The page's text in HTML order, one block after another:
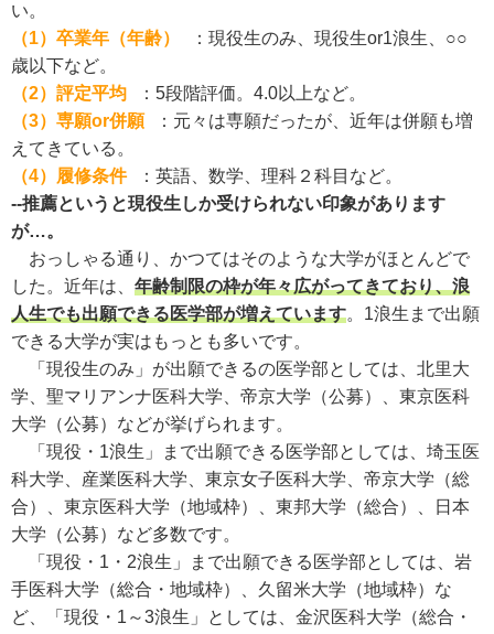
い。
（1）卒業年（年齢）
：現役生のみ、現役生or1浪生、○○
歳以下など。
（2）評定平均
：5段階評価。4.0以上など。
（3）専願or併願
：元々は専願だったが、近年は併願も増
えてきている。
（4）履修条件
：英語、数学、理科２科目など。
--推薦というと現役生しか受けられない印象があります
が…。
おっしゃる通り、かつてはそのような大学がほとんどで
した。近年は、 年齢制限の枠が年々広がってきており、浪
人生でも出願できる医学部が増えています。1浪生まで出願
できる大学が実はもっとも多いです。
「現役生のみ」が出願できるの医学部としては、北里大
学、聖マリアンナ医科大学、帝京大学（公募）、東京医科
大学（公募）などが挙げられます。
「現役・1浪生」まで出願できる医学部としては、埼玉医
科大学、産業医科大学、東京女子医科大学、帝京大学（総
合）、東京医科大学（地域枠）、東邦大学（総合）、日本
大学（公募）など多数です。
「現役・1・2浪生」まで出願できる医学部としては、岩
手医科大学（総合・地域枠）、久留米大学（地域枠）な
ど、「現役・1～3浪生」としては、金沢医科大学（総合・